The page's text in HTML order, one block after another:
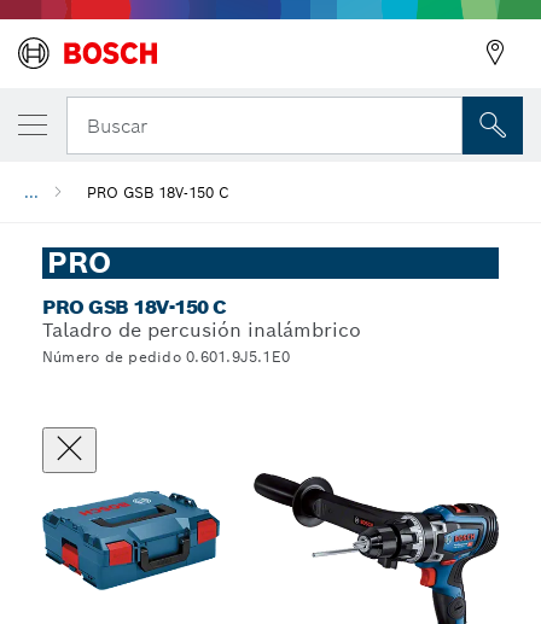
Buscar
... PRO GSB 18V-150 C
PRO
PRO GSB 18V-150 C
Taladro de percusión inalámbrico
Número de pedido 0.601.9J5.1E0